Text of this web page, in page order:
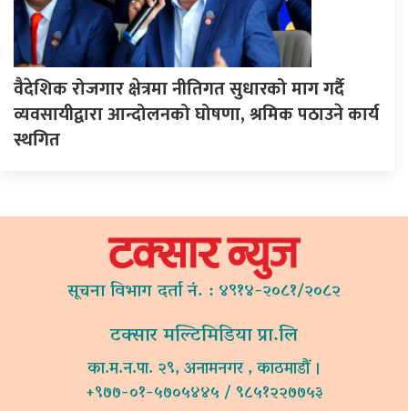
वैदेशिक रोजगार क्षेत्रमा नीतिगत सुधारको माग गर्दै
व्यवसायीद्वारा आन्दोलनको घोषणा, श्रमिक पठाउने कार्य
स्थगित
सूचना विभाग दर्ता नं. : ४९१४-२०८१/२०८२
टक्सार मल्टिमिडिया प्रा.लि
का.म.न.पा. २९, अनामनगर , काठमाडौं ।
+९७७-०१-५७०५४४५ / ९८५१२२७७५३